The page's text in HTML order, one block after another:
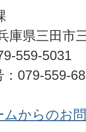
庫県三田市
559-5031
079-559-
ムからのお